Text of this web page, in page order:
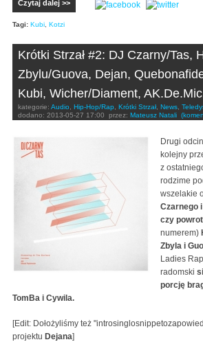
Czytaj dalej >>
Tagi: Kubi Kotzi
Krótki Strzał #2: DJ Czarny/Tas,
Zbylu/Guova, Dejan,
Kubi, Wicher/Diament,
kategorie: Audio Hip-Hop/Rap Krótki Strzał, News
dodano: 2013-05-27 17:00 przez: Mateusz Natali
Drugi
kolejny
z
rodzime
wszelakie
Czarnego i
czy
numerem)
Zbyla i
Ladies
radomski
porcję
TomBa i Cywila.
[Edit: Dołożyliśmy też
projektu Dejana]